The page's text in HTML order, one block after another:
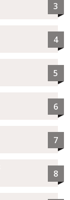
3
4
5
6
7
8